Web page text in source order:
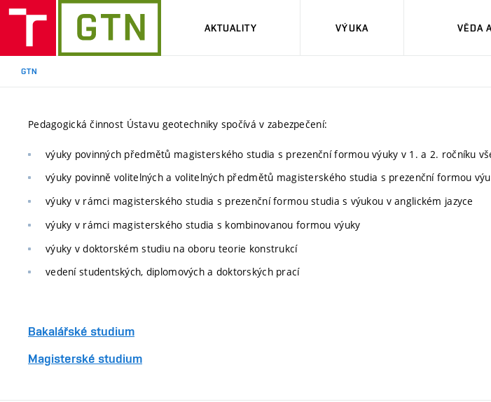
AKTUALITY VÝUKA VĚDA
GTN
Pedagogická činnost Ústavu geotechniky spočívá v zabezpečení:
výuky povinných předmětů magisterského studia s prezenční formou výuky v 1. a 2. ročníku
výuky povinně volitelných a volitelných předmětů magisterského studia s prezenční formou
výuky v rámci magisterského studia s prezenční formou studia s výukou v anglickém jazyce
výuky v rámci magisterského studia s kombinovanou formou výuky
výuky v doktorském studiu na oboru teorie konstrukcí
vedení studentských, diplomových a doktorských prací
Bakalářské studium
Magisterské studium